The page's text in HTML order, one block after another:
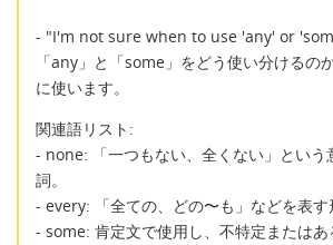
- "I'm not sure when to use 'any' or
「any」と「some」をどう使い分けるの
に使います。
関連語リスト:
- none: 「一つもない、全くない」という
詞。
- every: 「全ての、どの〜も」などを表す
- some: 肯定文で使用し、不特定または